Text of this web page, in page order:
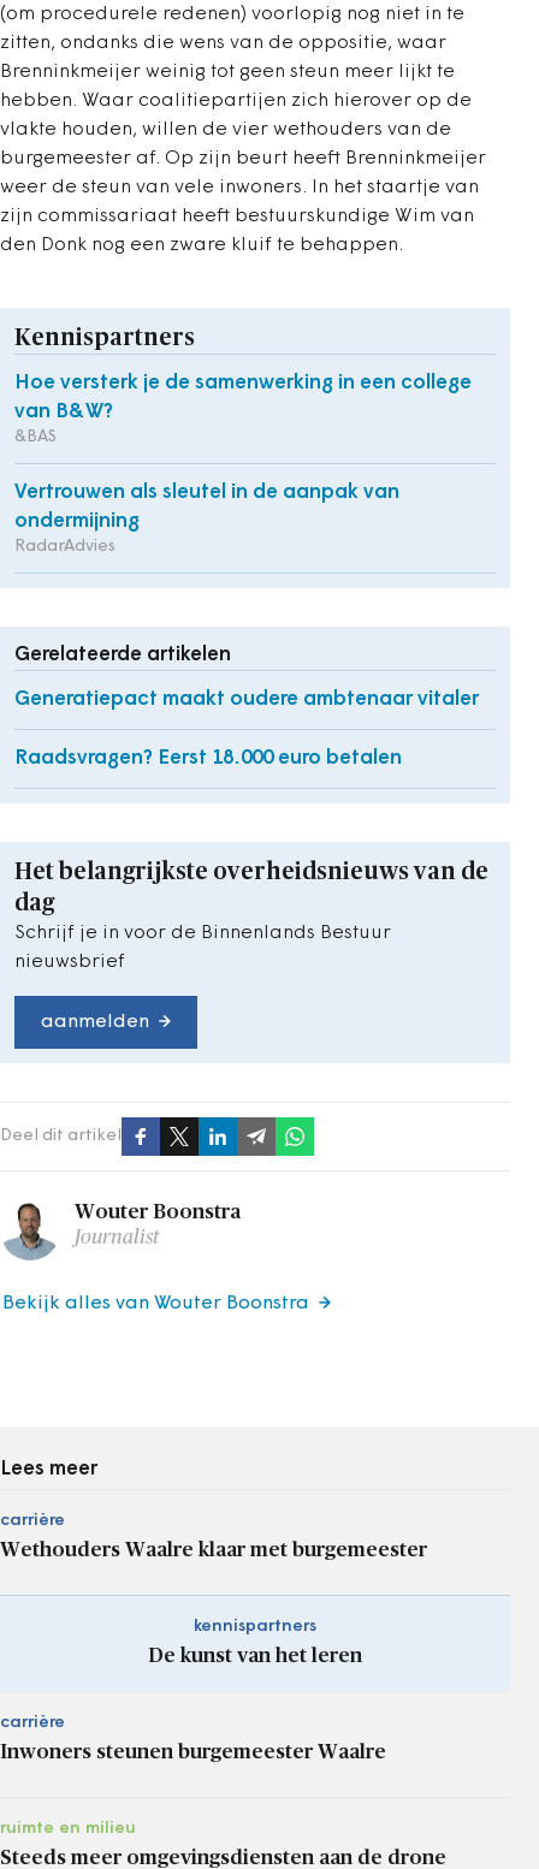
(om procedurele redenen) voorlopig nog niet in te
zitten, ondanks die wens van de oppositie, waar
Brenninkmeijer weinig tot geen steun meer lijkt te
hebben. Waar coalitiepartijen zich hierover op de
vlakte houden, willen de vier wethouders van de
burgemeester af. Op zijn beurt heeft Brenninkmeijer
weer de steun van vele inwoners. In het staartje van
zijn commissariaat heeft bestuurskundige Wim van
den Donk nog een zware kluif te behappen.
Kennispartners
Hoe versterk je de samenwerking in een college
van B&W?
&BAS
Vertrouwen als sleutel in de aanpak van
ondermijning
RadarAdvies
Gerelateerde artikelen
Generatiepact maakt oudere ambtenaar vitaler
Raadsvragen? Eerst 18.000 euro betalen
Het belangrijkste overheidsnieuws van de
dag
Schrijf je in voor de Binnenlands Bestuur
nieuwsbrief
aanmelden
Deel dit artikel
Wouter Boonstra
Journalist
Bekijk alles van Wouter Boonstra
Lees meer
carrière
Wethouders Waalre klaar met burgemeester
kennispartners
De kunst van het leren
carrière
Inwoners steunen burgemeester Waalre
ruimte en milieu
Steeds meer omgevingsdiensten aan de drone